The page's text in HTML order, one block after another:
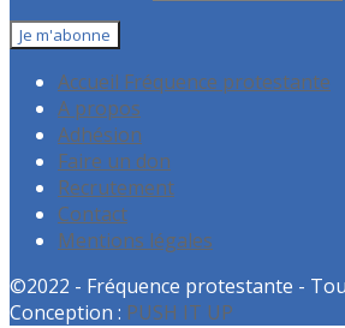
Accueil Fréquence protestante
A propos
Adhésion
Faire un don
Recrutement
Contact
Mentions légales
©2022 - Fréquence protestante -
Conception : PUSH IT UP